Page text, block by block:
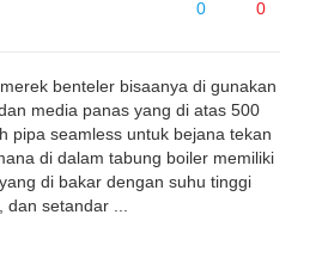
0 0
benteler bisaanya di gunakan
media panas yang di atas 500
pipa seamless untuk bejana tekan
di dalam tabung boiler memiliki
di bakar dengan suhu tinggi
setandar ...